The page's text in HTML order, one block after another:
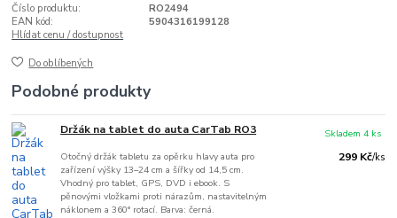
Číslo produktu:
RO2494
EAN kód:
5904316199128
Hlídat cenu / dostupnost
Do oblíbených
Podobné produkty
Držák na tablet do auta CarTab RO3
Otočný držák tabletu za opěrku hlavy auta pro
zařízení výšky 13–24 cm a šířky od 14,5 cm.
Vhodný pro tablet, GPS, DVD i ebook. S
pěnovými vložkami proti nárazům, nastavitelným
náklonem a 360° rotací. Barva: černá.
299 Kč/ks
Skladem 4 ks